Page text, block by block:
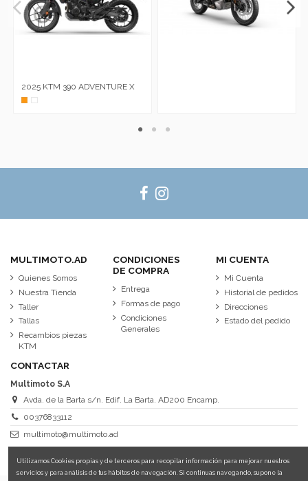
2025 KTM 390 ADVENTURE X
Naranja
Blanco
MULTIMOTO.AD
Quienes Somos
Nuestra Tienda
Taller
Tallas
Recambios piezas
KTM
CONDICIONES
DE COMPRA
Entrega
Formas de pago
Condiciones
Generales
MI CUENTA
Mi Cuenta
Historial de pedidos
Direcciones
Estado del pedido
CONTACTAR
Multimoto S.A
Avda. de la Barta s/n. Edif. La Barta. AD200 Encamp.
00376833112
multimoto@multimoto.ad
Utilizamos Cookies propias y de terceros para recopilar información para mejorar nuestros
servicios y para análisis de tus hábitos de navegación. Si continuas navegando, supone la